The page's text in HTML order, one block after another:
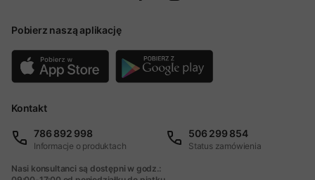
Pobierz naszą aplikację
Kontakt
786 892 998
Informacje o produktach
506 299 854
Status zamówienia
Nasi konsultanci są dostępni w godz.: